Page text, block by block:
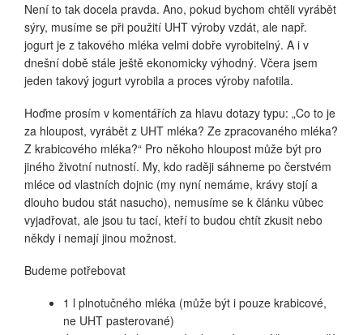
Není to tak docela pravda. Ano, pokud bychom chtěli vyrábět
sýry, musíme se při použití UHT výroby vzdát, ale např.
jogurt je z takového mléka velmi dobře vyrobitelný. A i v
dnešní době stále ještě ekonomicky výhodný. Včera jsem
jeden takový jogurt vyrobila a proces výroby nafotila.
Hoďme prosím v komentářích za hlavu dotazy typu: „Co to je
za hloupost, vyrábět z UHT mléka? Ze zpracovaného mléka?
Z krabicového mléka?“ Pro někoho hloupost může být pro
jiného životní nutností. My, kdo raději sáhneme po čerstvém
mléce od vlastních dojnic (my nyní nemáme, krávy stojí a
dlouho budou stát nasucho), nemusíme se k článku vůbec
vyjadřovat, ale jsou tu tací, kteří to budou chtít zkusit nebo
někdy i nemají jinou možnost.
Budeme potřebovat
1 l plnotučného mléka (může být i pouze krabicové,
ne UHT pasterované)